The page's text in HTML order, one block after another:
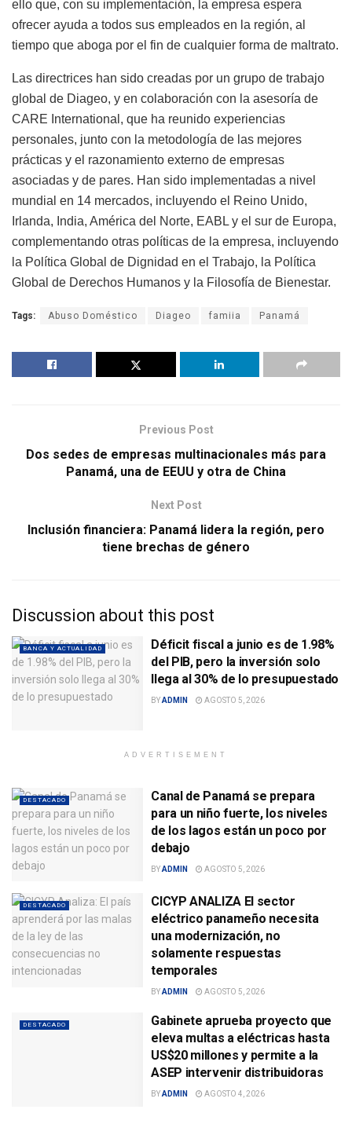
ello que, con su implementación, la empresa espera
ofrecer ayuda a todos sus empleados en la región, al
tiempo que aboga por el fin de cualquier forma de maltrato.
Las directrices han sido creadas por un grupo de trabajo
global de Diageo, y en colaboración con la asesoría de
CARE International , que ha reunido experiencias
personales, junto con la metodología de las mejores
prácticas y el razonamiento externo de empresas
asociadas y de pares. Han sido implementadas a nivel
mundial en 14 mercados, incluyendo el Reino Unido,
Irlanda, India, América del Norte, EABL y el sur de Europa,
complementando otras políticas de la empresa, incluyendo
la Política Global de Dignidad en el Trabajo, la Política
Global de Derechos Humanos y la Filosofía de Bienestar.
Tags: Abuso Doméstico Diageo famiia Panamá
Previous Post
Dos sedes de empresas multinacionales más para
Panamá, una de EEUU y otra de China
Next Post
Inclusión financiera: Panamá lidera la región, pero
tiene brechas de género
Discussion about this post
BANCA Y ACTUALIDAD
Déficit fiscal a junio es de 1.98%
del PIB, pero la inversión solo
llega al 30% de lo presupuestado
BYADMIN AGOSTO 5, 2026
ADVERTISEMENT
DESTACADO
Canal de Panamá se prepara
para un niño fuerte, los niveles
de los lagos están un poco por
debajo
BYADMIN AGOSTO 5, 2026
DESTACADO
CICYP ANALIZA El sector
eléctrico panameño necesita
una modernización, no
solamente respuestas
temporales
BYADMIN AGOSTO 5, 2026
DESTACADO
Gabinete aprueba proyecto que
eleva multas a eléctricas hasta
US$20 millones y permite a la
ASEP intervenir distribuidoras
BYADMIN AGOSTO 4, 2026